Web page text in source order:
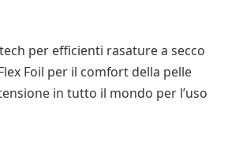
per efficienti rasature a secco
Foil per il comfort della pelle
in tutto il mondo per l’uso